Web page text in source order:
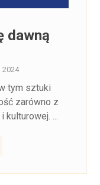
dawną
2024
tym sztuki
zarówno z
kulturowej. ...